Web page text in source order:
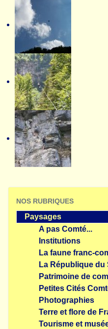
NOS RUBRIQUES
Paysages
A pas Comté...
Institutions
La faune franc-
La République du
Patrimoine de
Petites Cités
Photographies
Terre et flore de
Tourisme et